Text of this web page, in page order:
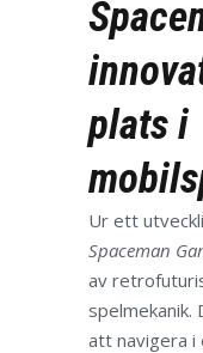
plats i
Ur ett
Spaceman
av
spelmekanik.
att navigera i